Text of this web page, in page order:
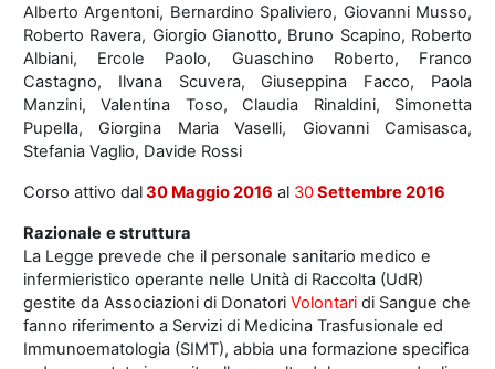
Alberto Argentoni, Bernardino Spaliviero, Giovanni Musso,
Roberto Ravera, Giorgio Gianotto, Bruno Scapino, Roberto
Albiani, Ercole Paolo, Guaschino Roberto, Franco
Castagno, Ilvana Scuvera, Giuseppina Facco, Paola
Manzini, Valentina Toso, Claudia Rinaldini, Simonetta
Pupella, Giorgina Maria Vaselli, Giovanni Camisasca,
Stefania Vaglio, Davide Rossi
Corso attivo dal30 Maggio 2016 al 30Settembre 2016
Razionale e struttura
La Legge prevede che il personale sanitario medico e
infermieristico operante nelle Unità di Raccolta (UdR)
gestite da Associazioni di Donatori Volontari di Sangue che
fanno riferimento a Servizi di Medicina Trasfusionale ed
Immunoematologia (SIMT), abbia una formazione specifica